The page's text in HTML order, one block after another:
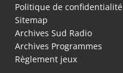
Politique de confidentialité
Sitemap
Archives Sud Radio
Archives Programmes
Règlement jeux